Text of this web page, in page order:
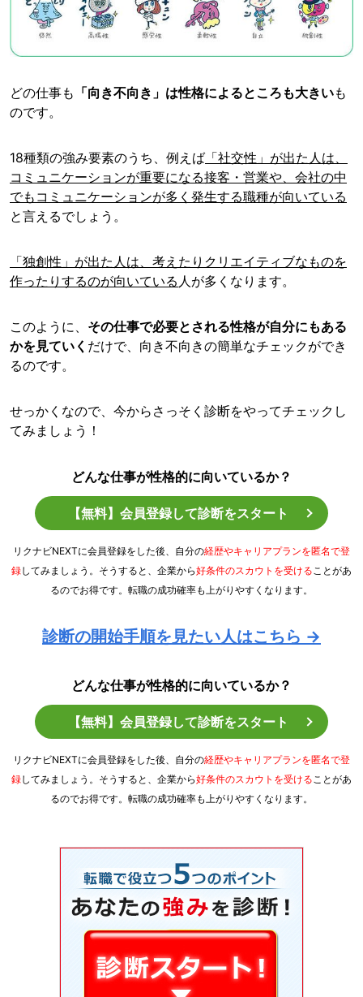
どの仕事も 「向き不向き」は性格によるところも大きいも
のです。
18種類の強み要素のうち、例えば 「社交性」が出た人は、
コミュニケーションが重要になる接客・営業や、会社の中
でもコミュニケーションが多く発生する職種が向いている
と言えるでしょう。
「独創性」が出た人は、考えたりクリエイティブなものを
作ったりするのが向いている 人が多くなります。
このように、 その仕事で必要とされる性格が自分にもある
かを見ていく だけで、向き不向きの簡単なチェックができ
るのです。
せっかくなので、今からさっそく診断をやってチェックし
てみましょう！
どんな仕事が性格的に向いているか？
【無料】会員登録して診断をスタート
リクナビNEXTに会員登録をした後、自分の経歴やキャリアプランを匿名で登
録してみましょう。そうすると、企業から好条件のスカウトを受けることがあ
るのでお得です。転職の成功確率も上がりやすくなります。
診断の開始手順を見たい人はこちら →
どんな仕事が性格的に向いているか？
【無料】会員登録して診断をスタート
リクナビNEXTに会員登録をした後、自分の経歴やキャリアプランを匿名で登
録してみましょう。そうすると、企業から好条件のスカウトを受けることがあ
るのでお得です。転職の成功確率も上がりやすくなります。